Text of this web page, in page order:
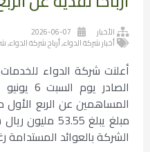
الأخبار
2026-06-07
أخبار شركة الدواء,أرباح شركة الدواء,
أعلنت شركة الدواء
مبلغ يبلغ
الشركة بالعوائد المستدامة